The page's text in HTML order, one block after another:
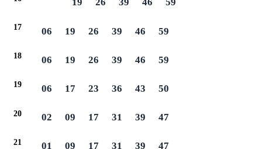
19 26 39 46 59
17 06 19 26 39 46 59
18 06 19 26 39 46 59
19 06 17 23 36 43 50
20 02 09 17 31 39 47
21 01 09 17 31 39 47